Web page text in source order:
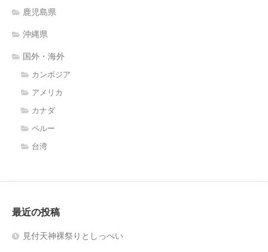
鹿児島県
沖縄県
国外・海外
カンボジア
アメリカ
カナダ
ペルー
台湾
最近の投稿
見付天神裸祭りとしっぺい